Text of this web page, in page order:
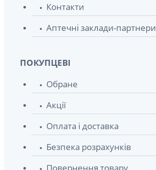
Контакти
Аптечні заклади-партнери
ПОКУПЦЕВІ
Обране
Акції
Оплата і доставка
Безпека розрахунків